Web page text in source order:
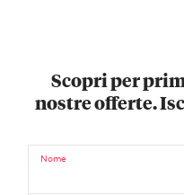
Scopri per
nostre offerte.
Nome